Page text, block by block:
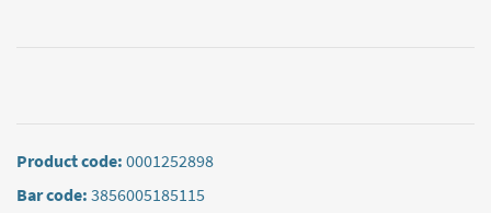
Product code: 0001252898
Bar code: 3856005185115